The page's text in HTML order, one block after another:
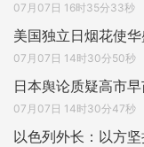
07月07日 16时35分33秒
美国独立日烟花使
07月07日 14时30分50秒
日本舆论质疑高市早
07月07日 14时30分47秒
以色列外长：以方